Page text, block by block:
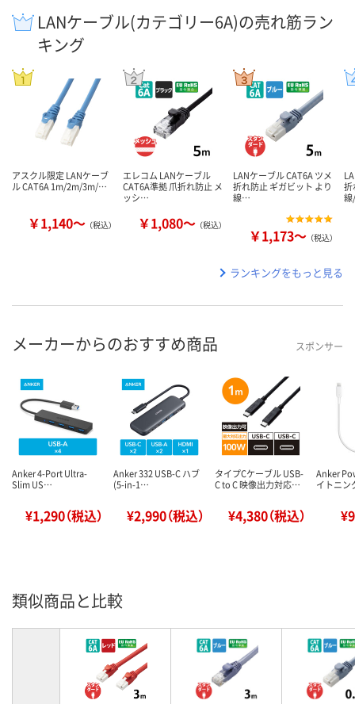
LANケーブル(カテゴリー6A)の売れ筋ラン
キング
アスクル限定 LANケーブ
ル CAT6A 1m/2m/3m/…
￥1,140～ （税込）
エレコム LANケーブル
CAT6A準拠 爪折れ防止 メ
ッシ…
￥1,080～ （税込）
LANケーブル CAT6A ツメ
折れ防止 ギガビット より
線…
￥1,173～ （税込）
折
ランキングをもっと見る
メーカーからのおすすめ商品 スポンサー
Anker 4-Port Ultra-
Slim US…
¥1,290（税込）
Anker 332 USB-C ハブ
(5-in-1…
¥2,990（税込）
タイプCケーブル USB-
C to C 映像出力対応…
¥4,380（税込）
Anker
イトニ
類似商品と比較